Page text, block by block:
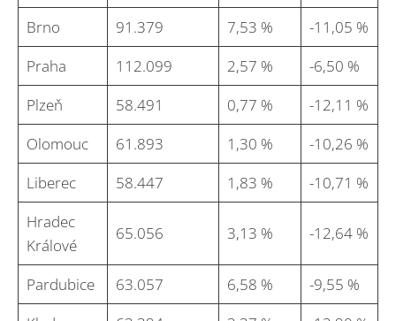
Brno
91.379 7,53 %
-11,05 %
Praha
112.099 2,57 %
-6,50 %
Plzeň
58.491 0,77 %
-12,11 %
Olomouc
61.893 1,30 %
-10,26 %
Liberec
58.447 1,83 %
-10,71 %
Hradec
Králové
65.056 3,13 % -12,64 %
Pardubice 63.057 6,58 %
-9,55 %